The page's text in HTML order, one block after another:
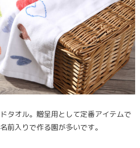
タオル。贈呈用として定番アイテムで
前入りで作る園が多いです。